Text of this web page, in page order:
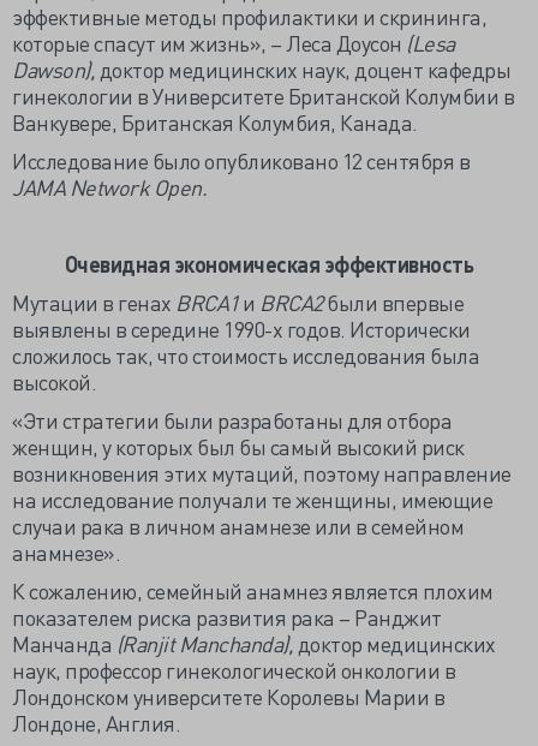
эффективные методы профилактики и скрининга,
которые спасут им жизнь», – Леса Доусон (Lesa
Dawson), доктор медицинских наук, доцент кафедры
гинекологии в Университете Британской Колумбии в
Ванкувере, Британская Колумбия, Канада.
Исследование было опубликовано 12 сентября в
JAMA Network Open.
Очевидная экономическая эффективность
Мутации в генах BRCA1и BRCA2были впервые
выявлены в середине 1990-х годов. Исторически
сложилось так, что стоимость исследования была
высокой.
«Эти стратегии были разработаны для отбора
женщин, у которых был бы самый высокий риск
возникновения этих мутаций, поэтому направление
на исследование получали те женщины, имеющие
случаи рака в личном анамнезе или в семейном
анамнезе».
К сожалению, семейный анамнез является плохим
показателем риска развития рака – Ранджит
Манчанда (Ranjit Manchanda), доктор медицинских
наук, профессор гинекологической онкологии в
Лондонском университете Королевы Марии в
Лондоне, Англия.